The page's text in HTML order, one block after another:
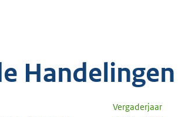
Handelingen
Vergaderjaar